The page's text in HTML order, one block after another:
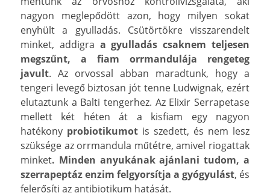
nagyon meglepődött azon, hogy milyen sokat
enyhült a gyulladás. Csütörtökre visszarendelt
minket, addigra a gyulladás csaknem teljesen
megszűnt, a fiam orrmandulája rengeteg
javult. Az orvossal abban maradtunk, hogy a
tengeri levegő biztosan jót tenne Ludwignak, ezért
elutaztunk a Balti tengerhez. Az Elixir Serrapetase
mellett két héten át a kisfiam egy nagyon
hatékony probiotikumot is szedett, és nem lesz
szüksége az orrmandula műtétre, amivel riogattak
minket. Minden anyukának ajánlani tudom, a
szerrapeptáz enzim felgyorsítja a gyógyulást, és
felerősíti az antibiotikum hatását.